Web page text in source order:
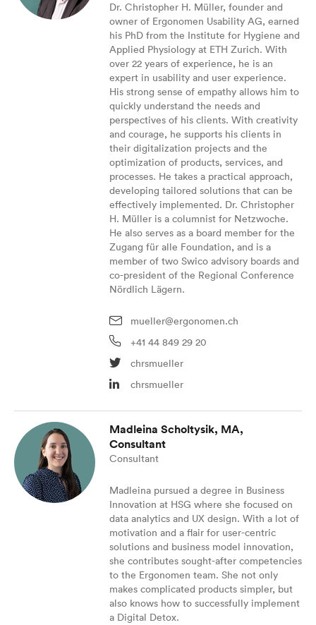
Dr. Christopher H. Müller, founder and
owner of Ergonomen Usability AG, earned
his PhD from the Institute for Hygiene and
Applied Physiology at ETH Zurich. With
over 22 years of experience, he is an
expert in usability and user experience.
His strong sense of empathy allows him to
quickly understand the needs and
perspectives of his clients. With creativity
and courage, he supports his clients in
their digitalization projects and the
optimization of products, services, and
processes. He takes a practical approach,
developing tailored solutions that can be
effectively implemented. Dr. Christopher
H. Müller is a columnist for Netzwoche.
He also serves as a board member for the
Zugang für alle Foundation, and is a
member of two Swico advisory boards and
co-president of the Regional Conference
Nördlich Lägern.
mueller@ergonomen.ch
+41 44 849 29 20
chrsmueller
chrsmueller
Madleina Scholtysik, MA,
Consultant
Consultant
Madleina pursued a degree in Business
Innovation at HSG where she focused on
data analytics and UX design. With a lot of
motivation and a flair for user-centric
solutions and business model innovation,
she contributes sought-after competencies
to the Ergonomen team. She not only
makes complicated products simpler, but
also knows how to successfully implement
a Digital Detox.